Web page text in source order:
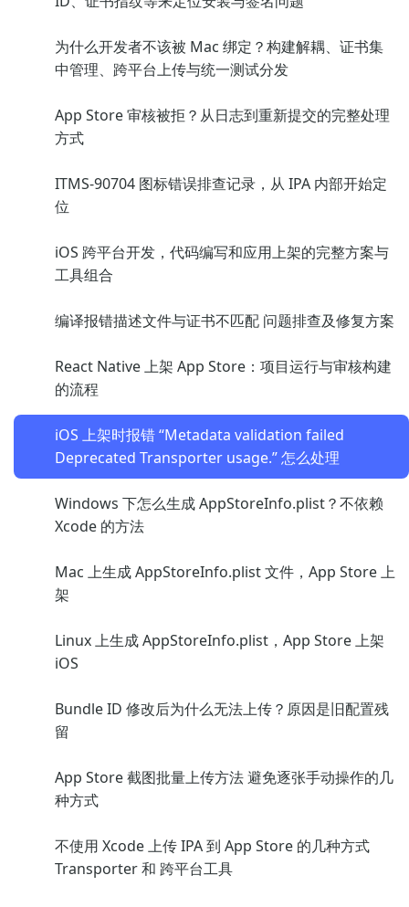
为什么开发者不该被 Mac 绑定？构建解耦、证书集
中管理、跨平台上传与统一测试分发
App Store 审核被拒？从日志到重新提交的完整处理
方式
ITMS-90704 图标错误排查记录，从 IPA 内部开始定
位
iOS 跨平台开发，代码编写和应用上架的完整方案与
工具组合
编译报错描述文件与证书不匹配 问题排查及修复方案
React Native 上架 App Store：项目运行与审核构建
的流程
iOS 上架时报错 “Metadata validation failed
Deprecated Transporter usage.” 怎么处理
Windows 下怎么生成 AppStoreInfo.plist？不依赖
Xcode 的方法
Mac 上生成 AppStoreInfo.plist 文件，App Store 上
架
Linux 上生成 AppStoreInfo.plist，App Store 上架
iOS
Bundle ID 修改后为什么无法上传？原因是旧配置残
留
App Store 截图批量上传方法 避免逐张手动操作的几
种方式
不使用 Xcode 上传 IPA 到 App Store 的几种方式
Transporter 和 跨平台工具